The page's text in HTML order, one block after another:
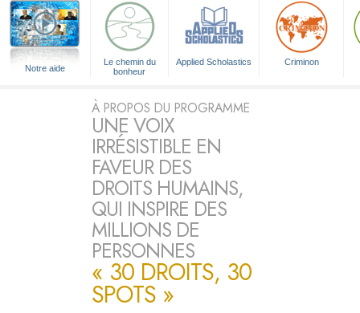
Notre aide
Le chemin du
bonheur
Applied Scholastics Criminon
À PROPOS DU PROGRAMME
UNE VOIX
IRRÉSISTIBLE EN
FAVEUR DES
DROITS HUMAINS,
QUI INSPIRE DES
MILLIONS DE
PERSONNES
« 30 DROITS, 30
SPOTS »